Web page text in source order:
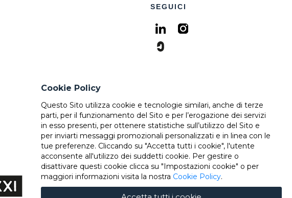
SEGUICI
Cookie Policy
Questo Sito utilizza cookie e tecnologie similari, anche di terze
parti, per il funzionamento del Sito e per l’erogazione dei servizi
in esso presenti, per ottenere statistiche sull’utilizzo del Sito e
per inviarti messaggi promozionali personalizzati e in linea con le
tue preferenze. Cliccando su "Accetta tutti i cookie", l'utente
acconsente all'utilizzo dei suddetti cookie. Per gestire o
disattivare questi cookie clicca su "Impostazioni cookie" o per
maggiori informazioni visita la nostra Cookie Policy.